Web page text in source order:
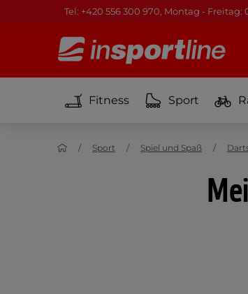
Tel: +420 556 300 970, Montag - Freitag:
Fitness Sport
Sport Spiel und Spaß